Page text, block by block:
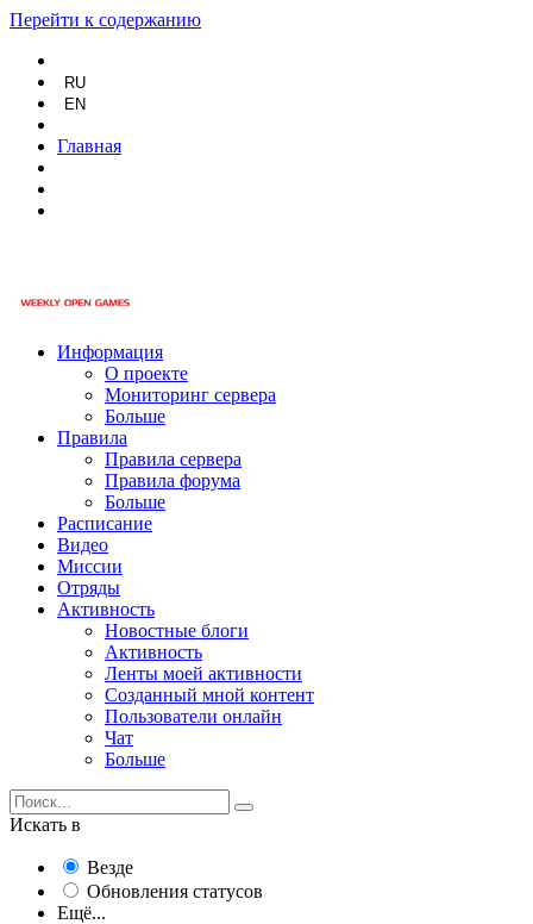
Перейти к содержанию
RU
EN
Главная
Информация
О проекте
Мониторинг сервера
Больше
Правила
Правила сервера
Правила форума
Больше
Расписание
Видео
Миссии
Отряды
Активность
Новостные блоги
Активность
Ленты моей активности
Созданный мной контент
Пользователи онлайн
Чат
Больше
Искать в
Везде
Обновления статусов
Ещё...